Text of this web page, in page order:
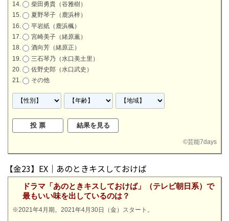
柴田勇貴（谷雅樹）
夏野琴子（鹿浜梓）
平岩紙（鹿浜楓）
宮崎美子（緒原薫）
酒向芳（緒原正）
三石琴乃（水口美土里）
佐野史郎（水口武史）
その他
©芸能7days
【金23】EX｜あのときキスしておけば
ドラマ「あのときキスしておけば」（テレビ朝日系）で
最もいい味を出しているのは？
※2021年4月期。2021年4月30日（金）スタート。